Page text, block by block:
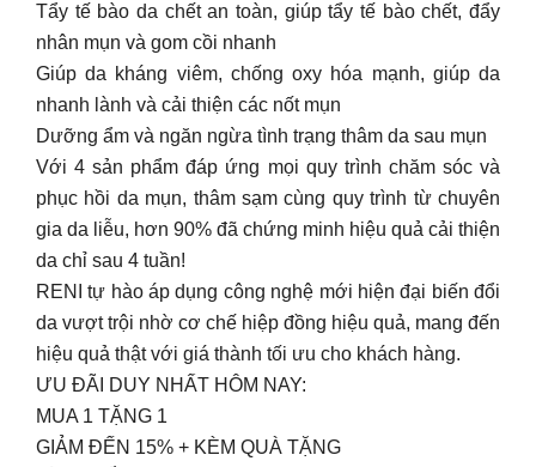
Tẩy tế bào da chết an toàn, giúp tẩy tế bào chết, đẩy
nhân mụn và gom cồi nhanh
Giúp da kháng viêm, chống oxy hóa mạnh, giúp da
nhanh lành và cải thiện các nốt mụn
Dưỡng ẩm và ngăn ngừa tình trạng thâm da sau mụn
Với 4 sản phẩm đáp ứng mọi quy trình chăm sóc và
phục hồi da mụn, thâm sạm cùng quy trình từ chuyên
gia da liễu, hơn 90% đã chứng minh hiệu quả cải thiện
da chỉ sau 4 tuần!
RENI tự hào áp dụng công nghệ mới hiện đại biến đổi
da vượt trội nhờ cơ chế hiệp đồng hiệu quả, mang đến
hiệu quả thật với giá thành tối ưu cho khách hàng.
ƯU ĐÃI DUY NHẤT HÔM NAY:
MUA 1 TẶNG 1
GIẢM ĐẾN 15% + KÈM QUÀ TẶNG